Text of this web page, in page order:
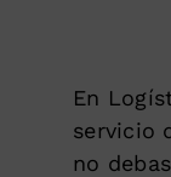
En
servicio
no